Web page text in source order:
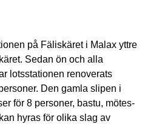
på Fäliskäret i Malax yttre
Sedan ön och alla
lotsstationen renoverats
Den gamla slipen i
för 8 personer, bastu, mötes-
hyras för olika slag av